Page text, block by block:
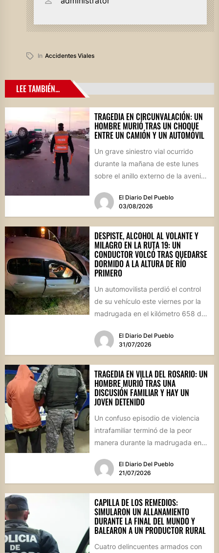
In Accidentes Viales
LEE TAMBIÉN...
TRAGEDIA EN CIRCUNVALACIÓN: UN
HOMBRE MURIÓ TRAS UN CHOQUE
ENTRE UN CAMIÓN Y UN AUTOMÓVIL
Un grave siniestro vial ocurrido
durante la mañana de este lunes
sobre el anillo externo de la avenida
El Diario Del Pueblo
03/08/2026
DESPISTE, ALCOHOL AL VOLANTE Y
MILAGRO EN LA RUTA 19: UN
CONDUCTOR VOLCÓ TRAS QUEDARSE
DORMIDO A LA ALTURA DE RÍO
PRIMERO
Un automovilista perdió el control
de su vehículo este viernes por la
madrugada en el kilómetro 658 de
El Diario Del Pueblo
31/07/2026
TRAGEDIA EN VILLA DEL ROSARIO: UN
HOMBRE MURIÓ TRAS UNA
DISCUSIÓN FAMILIAR Y HAY UN
JOVEN DETENIDO
Un confuso episodio de violencia
intrafamiliar terminó de la peor
manera durante la madrugada en
El Diario Del Pueblo
21/07/2026
CAPILLA DE LOS REMEDIOS:
SIMULARON UN ALLANAMIENTO
DURANTE LA FINAL DEL MUNDO Y
BALEARON A UN PRODUCTOR RURAL
Cuatro delincuentes armados con